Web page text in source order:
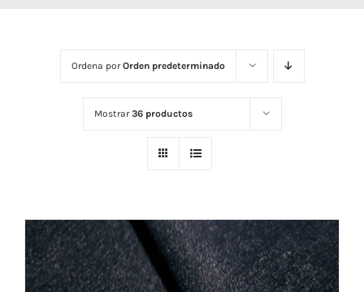
Ordena porOrden predeterminado
Mostrar36 productos